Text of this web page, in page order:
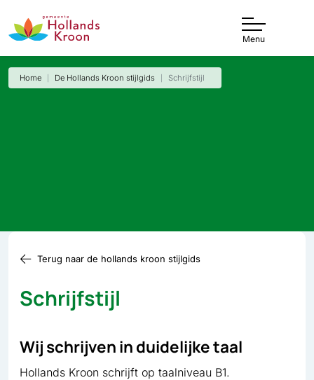
Menu
Home De Hollands Kroon stijlgids Schrijfstijl
Terug naar de hollands kroon stijlgids
Schrijfstijl
Wij schrijven in duidelijke taal
Hollands Kroon schrijft op taalniveau B1.